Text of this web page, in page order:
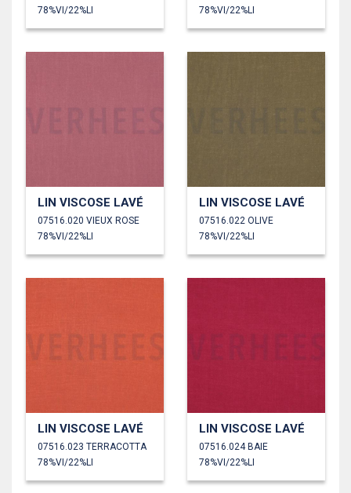
78%VI/22%LI
78%VI/22%LI
LIN VISCOSE LAVÉ
07516.020 VIEUX ROSE
78%VI/22%LI
LIN VISCOSE LAVÉ
07516.022 OLIVE
78%VI/22%LI
LIN VISCOSE LAVÉ
07516.023 TERRACOTTA
78%VI/22%LI
LIN VISCOSE LAVÉ
07516.024 BAIE
78%VI/22%LI